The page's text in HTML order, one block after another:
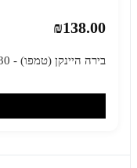
₪138.00
בירה היינקן (טמפו) - 330 מ"ל × 24 יחידות ( מארז )